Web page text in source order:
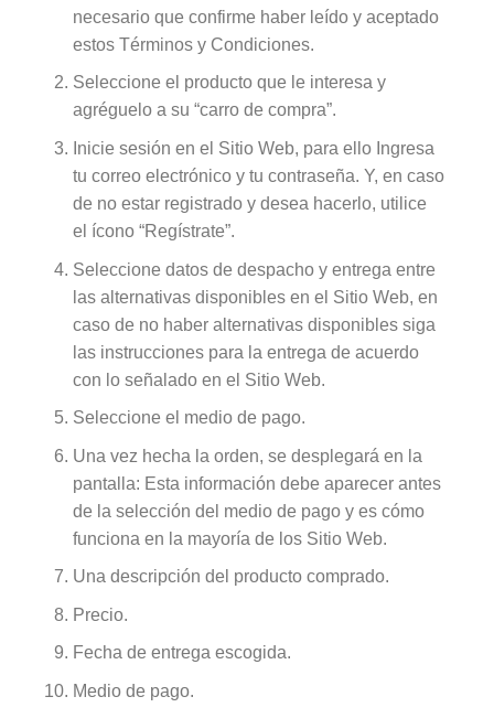
necesario que confirme haber leído y aceptado
estos Términos y Condiciones.
Seleccione el producto que le interesa y
agréguelo a su “carro de compra”.
Inicie sesión en el Sitio Web, para ello Ingresa
tu correo electrónico y tu contraseña. Y, en caso
de no estar registrado y desea hacerlo, utilice
el ícono “Regístrate”.
Seleccione datos de despacho y entrega entre
las alternativas disponibles en el Sitio Web, en
caso de no haber alternativas disponibles siga
las instrucciones para la entrega de acuerdo
con lo señalado en el Sitio Web.
Seleccione el medio de pago.
Una vez hecha la orden, se desplegará en la
pantalla: Esta información debe aparecer antes
de la selección del medio de pago y es cómo
funciona en la mayoría de los Sitio Web.
Una descripción del producto comprado.
Precio.
Fecha de entrega escogida.
Medio de pago.